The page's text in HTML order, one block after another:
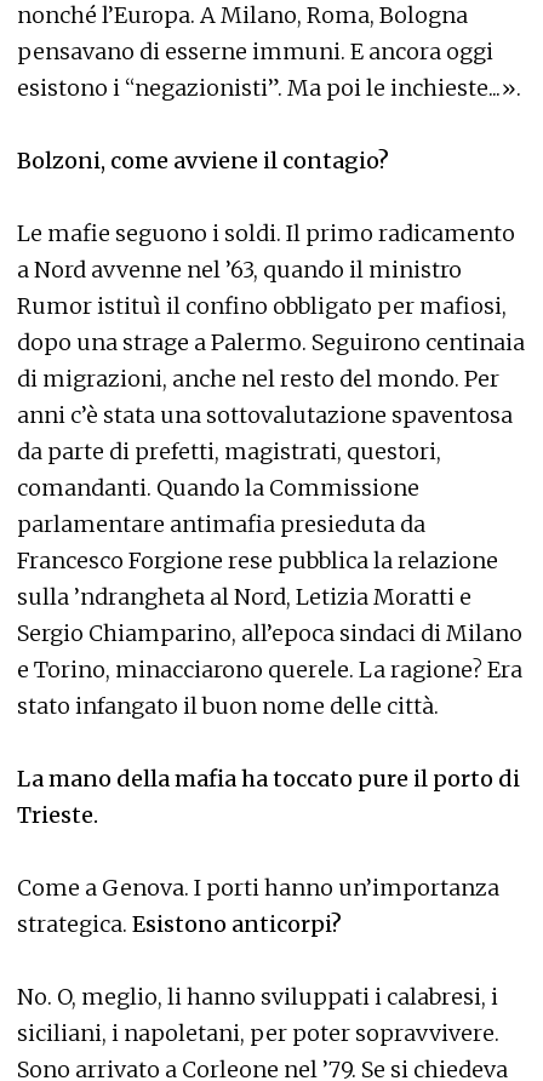
nonché l’Europa. A Milano, Roma, Bologna
pensavano di esserne immuni. E ancora oggi
esistono i “negazionisti”. Ma poi le inchieste...».
Bolzoni, come avviene il contagio?
Le mafie seguono i soldi. Il primo radicamento
a Nord avvenne nel ’63, quando il ministro
Rumor istituì il confino obbligato per mafiosi,
dopo una strage a Palermo. Seguirono centinaia
di migrazioni, anche nel resto del mondo. Per
anni c’è stata una sottovalutazione spaventosa
da parte di prefetti, magistrati, questori,
comandanti. Quando la Commissione
parlamentare antimafia presieduta da
Francesco Forgione rese pubblica la relazione
sulla ’ndrangheta al Nord, Letizia Moratti e
Sergio Chiamparino, all’epoca sindaci di Milano
e Torino, minacciarono querele. La ragione? Era
stato infangato il buon nome delle città.
La mano della mafia ha toccato pure il porto di
Trieste.
Come a Genova. I porti hanno un’importanza
strategica. Esistono anticorpi?
No. O, meglio, li hanno sviluppati i calabresi, i
siciliani, i napoletani, per poter sopravvivere.
Sono arrivato a Corleone nel ’79. Se si chiedeva